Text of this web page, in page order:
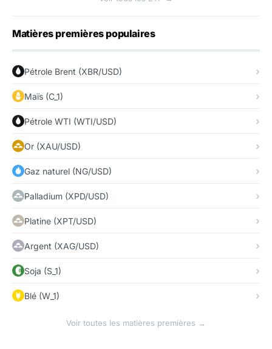
Matières premières populaires
Pétrole Brent (XBR/USD)
Maïs (C_1)
Pétrole WTI (WTI/USD)
Or (XAU/USD)
Gaz naturel (NG/USD)
Palladium (XPD/USD)
Platine (XPT/USD)
Argent (XAG/USD)
Soja (S_1)
Blé (W_1)
Voir toutes les matières premières →